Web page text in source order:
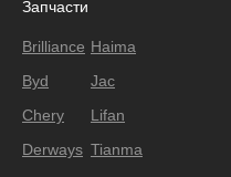
Запчасти
Brilliance
Byd
Chery
Derways
Haima
Jac
Lifan
Tianma